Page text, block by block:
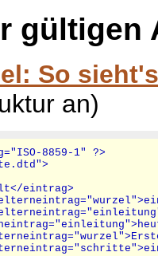
gültigen
So
an)
8859-1" ?>
eintrag>